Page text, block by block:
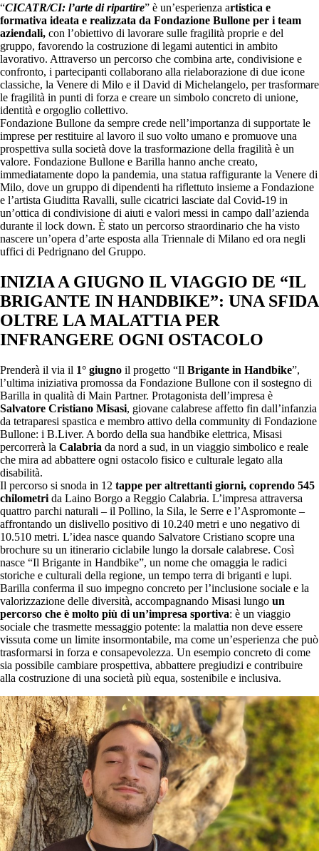
“CICATR/CI: l’arte di ripartire” è un’esperienza artistica e
formativa ideata e realizzata da Fondazione Bullone per i team
aziendali, con l’obiettivo di lavorare sulle fragilità proprie e del
gruppo, favorendo la costruzione di legami autentici in ambito
lavorativo. Attraverso un percorso che combina arte, condivisione e
confronto, i partecipanti collaborano alla rielaborazione di due icone
classiche, la Venere di Milo e il David di Michelangelo, per trasformare
le fragilità in punti di forza e creare un simbolo concreto di unione,
identità e orgoglio collettivo.
Fondazione Bullone da sempre crede nell’importanza di supportate le
imprese per restituire al lavoro il suo volto umano e promuove una
prospettiva sulla società dove la trasformazione della fragilità è un
valore. Fondazione Bullone e Barilla hanno anche creato,
immediatamente dopo la pandemia, una statua raffigurante la Venere di
Milo, dove un gruppo di dipendenti ha riflettuto insieme a Fondazione
e l’artista Giuditta Ravalli, sulle cicatrici lasciate dal Covid-19 in
un’ottica di condivisione di aiuti e valori messi in campo dall’azienda
durante il lock down. È stato un percorso straordinario che ha visto
nascere un’opera d’arte esposta alla Triennale di Milano ed ora negli
uffici di Pedrignano del Gruppo.
INIZIA A GIUGNO IL VIAGGIO DE “IL
BRIGANTE IN HANDBIKE”: UNA SFIDA
OLTRE LA MALATTIA PER
INFRANGERE OGNI OSTACOLO
Prenderà il via il 1° giugno il progetto “Il Brigante in Handbike”,
l’ultima iniziativa promossa da Fondazione Bullone con il sostegno di
Barilla in qualità di Main Partner. Protagonista dell’impresa è
Salvatore Cristiano Misasi, giovane calabrese affetto fin dall’infanzia
da tetraparesi spastica e membro attivo della community di Fondazione
Bullone: i B.Liver. A bordo della sua handbike elettrica, Misasi
percorrerà la Calabria da nord a sud, in un viaggio simbolico e reale
che mira ad abbattere ogni ostacolo fisico e culturale legato alla
disabilità.
Il percorso si snoda in 12 tappe per altrettanti giorni, coprendo 545
chilometri da Laino Borgo a Reggio Calabria. L’impresa attraversa
quattro parchi naturali – il Pollino, la Sila, le Serre e l’Aspromonte –
affrontando un dislivello positivo di 10.240 metri e uno negativo di
10.510 metri. L’idea nasce quando Salvatore Cristiano scopre una
brochure su un itinerario ciclabile lungo la dorsale calabrese. Così
nasce “Il Brigante in Handbike”, un nome che omaggia le radici
storiche e culturali della regione, un tempo terra di briganti e lupi.
Barilla conferma il suo impegno concreto per l’inclusione sociale e la
valorizzazione delle diversità, accompagnando Misasi lungo un
percorso che è molto più di un’impresa sportiva: è un viaggio
sociale che trasmette messaggio potente: la malattia non deve essere
vissuta come un limite insormontabile, ma come un’esperienza che può
trasformarsi in forza e consapevolezza. Un esempio concreto di come
sia possibile cambiare prospettiva, abbattere pregiudizi e contribuire
alla costruzione di una società più equa, sostenibile e inclusiva.